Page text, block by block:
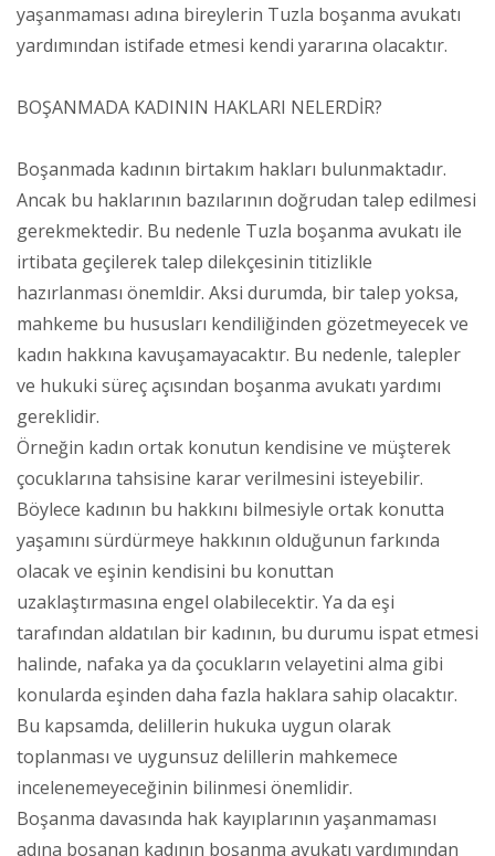
yaşanmaması adına bireylerin Tuzla boşanma avukatı
yardımından istifade etmesi kendi yararına olacaktır.
BOŞANMADA KADININ HAKLARI NELERDİR?
Boşanmada kadının birtakım hakları bulunmaktadır.
Ancak bu haklarının bazılarının doğrudan talep edilmesi
gerekmektedir. Bu nedenle Tuzla boşanma avukatı ile
irtibata geçilerek talep dilekçesinin titizlikle
hazırlanması önemldir. Aksi durumda, bir talep yoksa,
mahkeme bu hususları kendiliğinden gözetmeyecek ve
kadın hakkına kavuşamayacaktır. Bu nedenle, talepler
ve hukuki süreç açısından boşanma avukatı yardımı
gereklidir.
Örneğin kadın ortak konutun kendisine ve müşterek
çocuklarına tahsisine karar verilmesini isteyebilir.
Böylece kadının bu hakkını bilmesiyle ortak konutta
yaşamını sürdürmeye hakkının olduğunun farkında
olacak ve eşinin kendisini bu konuttan
uzaklaştırmasına engel olabilecektir. Ya da eşi
tarafından aldatılan bir kadının, bu durumu ispat etmesi
halinde, nafaka ya da çocukların velayetini alma gibi
konularda eşinden daha fazla haklara sahip olacaktır.
Bu kapsamda, delillerin hukuka uygun olarak
toplanması ve uygunsuz delillerin mahkemece
incelenemeyeceğinin bilinmesi önemlidir.
Boşanma davasında hak kayıplarının yaşanmaması
adına boşanan kadının boşanma avukatı yardımından